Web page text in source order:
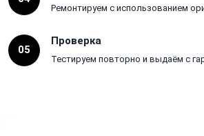
Ремонтируем с использованием
05
Проверка
Тестируем повторно и выдаём с